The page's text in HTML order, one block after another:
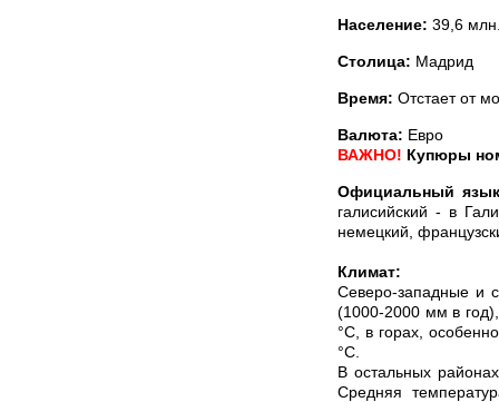
Население: 39,6
Столица: Мадрид
Время: Отстает от
Валюта: Евро
ВАЖНО! Купюры
Официальный
галисийский - в
немецкий,
Климат:
Северо-западные и
(1000-2000 мм в
°С, в горах,
°С.
В остальных
Средняя